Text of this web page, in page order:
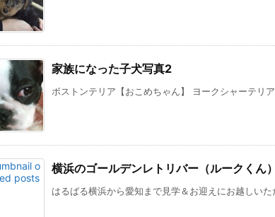
家族になった子犬写真2
ボストンテリア【おこめちゃん】 ヨークシャーテリ
横浜のゴールデンレトリバー（ルークくん
はるばる横浜から愛知まで見学＆お迎えにお越しい